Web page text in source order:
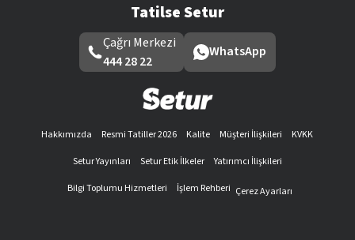
Tatilse Setur
Çağrı Merkezi
444 28 22
WhatsApp
Hakkımızda Resmi Tatiller 2026 Kalite Müşteri İlişkileri
KVKK
Setur Yayınları
Setur Etik İlkeler
Yatırımcı İlişkileri
Bilgi Toplumu Hizmetleri
İşlem Rehberi Çerez Ayarları